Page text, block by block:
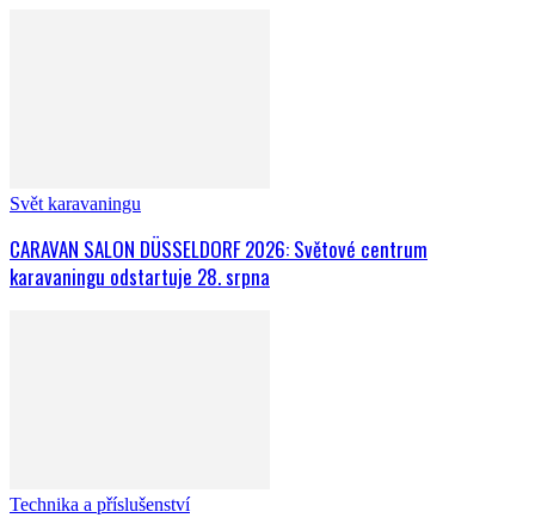
Svět karavaningu
CARAVAN SALON DÜSSELDORF 2026: Světové centrum
karavaningu odstartuje 28. srpna
Technika a příslušenství